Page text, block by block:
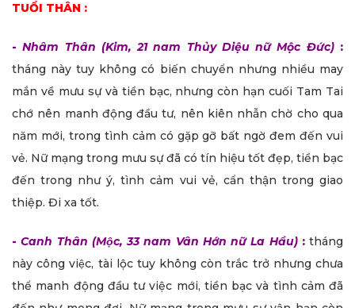
TUỔI THÂN :
-Nhâm Thân (Kim, 21 nam Thủy Diệu nữ Mộc Đức):
tháng này tuy không có biến chuyển nhưng nhiều may
mắn về mưu sự và tiền bạc, nhưng còn hạn cuối Tam Tai
chớ nên manh động đầu tư, nên kiên nhẫn chờ cho qua
năm mới, trong tình cảm có gặp gỡ bất ngờ đem đến vui
vẻ. Nữ mạng trong mưu sự đã có tín hiệu tốt đẹp, tiền bạc
đến trong như ý, tình cảm vui vẻ, cẩn thận trong giao
thiệp. Đi xa tốt.
-Canh Thân (Mộc, 33 nam Vân Hớn nữ La Hầu):tháng
này công việc, tài lộc tuy không còn trắc trở nhưng chưa
thể manh động đầu tư việc mới, tiền bạc và tình cảm đã